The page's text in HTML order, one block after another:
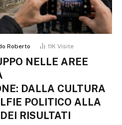
Roberto 11K Visite
NELLE AREE
DALLA CULTURA
POLITICO ALLA
RISULTATI